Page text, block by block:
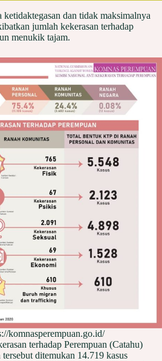
ketidaktegasan dan tidak maksimalnya
jumlah kekerasan terhadap
menukik tajam.
komnasperempuan.go.id/
terhadap Perempuan (Catahu)
ditemukan 14.719 kasus